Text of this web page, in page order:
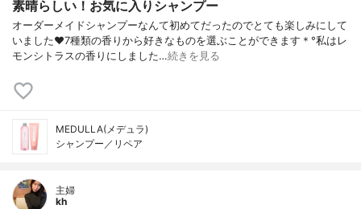
素晴らしい！お気に入りシャンプー
オーダーメイドシャンプーなんて初めてだったのでとても楽しみにして
いました❤︎7種類の香りから好きなものを選ぶことができます＊°私はレ
モンシトラスの香りにしました…続きを見る
MEDULLA(メデュラ)
シャンプー／リペア
主婦
kh